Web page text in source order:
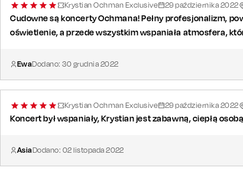
Krystian Ochman Exclusive 29 października 2022
Cudowne są koncerty Ochmana! Pełny profesjonalizm,
oświetlenie, a przede wszystkim wspaniała atmosfera,
EwaDodano:30 grudnia 2022
Krystian Ochman Exclusive 29 października 2022
Koncert był wspaniały, Krystian jest zabawną, ciepłą
AsiaDodano: 02 listopada 2022